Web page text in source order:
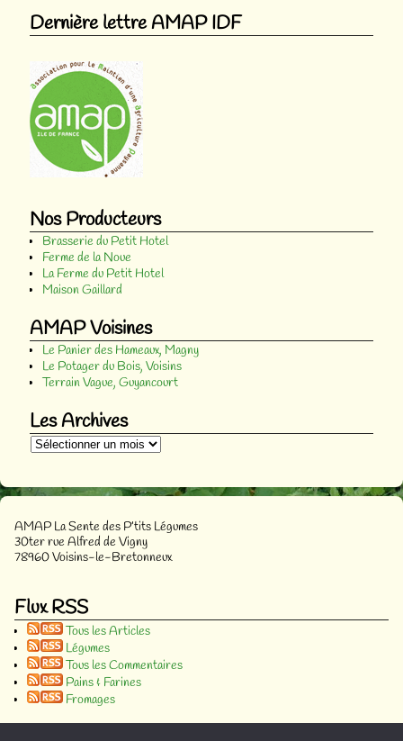
Dernière lettre AMAP IDF
Nos Producteurs
Brasserie du Petit Hotel
Ferme de la Noue
La Ferme du Petit Hotel
Maison Gaillard
AMAP Voisines
Le Panier des Hameaux, Magny
Le Potager du Bois, Voisins
Terrain Vague, Guyancourt
Les Archives
AMAP La Sente des P’tits Légumes
30ter rue Alfred de Vigny
78960 Voisins-le-Bretonneux
Flux RSS
Tous les Articles
Légumes
Tous les Commentaires
Pains & Farines
Fromages